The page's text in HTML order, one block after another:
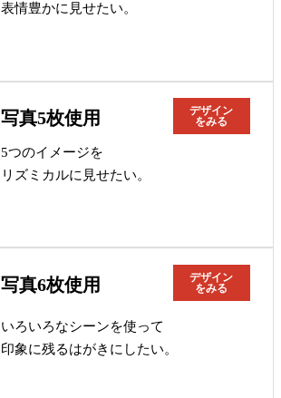
表情豊かに見せたい。
写真5枚使用
デザイン
をみる
5つのイメージを
リズミカルに見せたい。
写真6枚使用
デザイン
をみる
いろいろなシーンを使って
印象に残るはがきにしたい。